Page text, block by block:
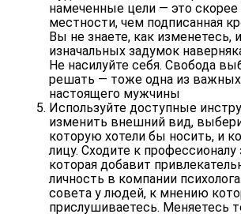
намеченные цели — это скорее
местности, чем подписанная
Вы не знаете, как изменетесь,
изначальных задумок
Не насилуйте себя. Свобода
решать — тоже одна из важных
настоящего мужчины
Используйте доступные
изменить внешний вид,
которую хотели бы носить, и
лицу. Сходите к
которая добавит
личность в компании
совета у людей, к мнению
прислушиваетесь. Меняетесь